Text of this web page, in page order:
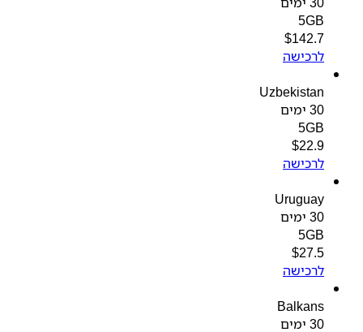
5GB
$142.7
לרכישה
Uzbekistan
5GB
$22.9
לרכישה
Uruguay
5GB
$27.5
לרכישה
Balkans